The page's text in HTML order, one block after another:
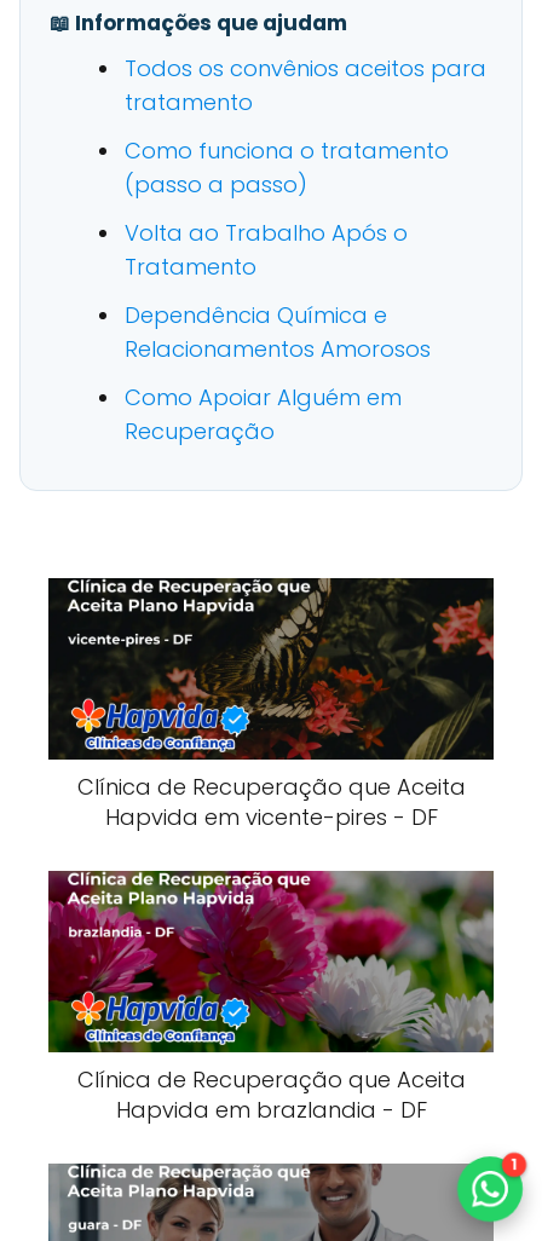
📖 Informações que ajudam
Todos os convênios aceitos para
tratamento
Como funciona o tratamento
(passo a passo)
Volta ao Trabalho Após o
Tratamento
Dependência Química e
Relacionamentos Amorosos
Como Apoiar Alguém em
Recuperação
Clínica de Recuperação que Aceita
Hapvida em vicente-pires - DF
Clínica de Recuperação que Aceita
Hapvida em brazlandia - DF
1